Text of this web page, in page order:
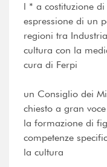
l * a costituzione
espressione di un
regioni tra
cultura con la
cura di Ferpi
un Consiglio dei
chiesto a gran
la formazione di
competenze
la cultura